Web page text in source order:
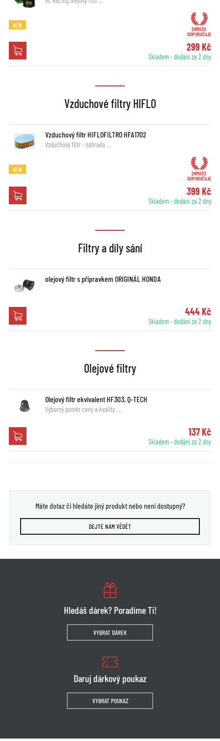
NEW
299 Kč
Skladem - dodání za 2 dny
Vzduchové filtry HIFLO
Vzduchový filtr HIFLOFILTRO HFA1702
Vzduchový filtr - náhrada …
NEW
399 Kč
Skladem - dodání za 2 dny
Filtry a díly sání
olejový filtr s přípravkem ORIGINÁL HONDA
444 Kč
Skladem - dodání za 2 dny
Olejové filtry
Olejový filtr ekvivalent HF303, Q-TECH
Výborný poměr ceny a kvality …
137 Kč
Skladem - dodání za 2 dny
Máte dotaz či hledáte jiný produkt nebo není dostupný?
DEJTE NÁM VĚDĚT
Hledáš dárek? Poradíme Ti!
VYBRAT DÁREK
Daruj dárkový poukaz
VYBRAT POUKAZ